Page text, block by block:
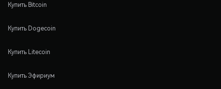
Купить Bitcoin
Купить Dogecoin
Купить Litecoin
Купить Эфириум